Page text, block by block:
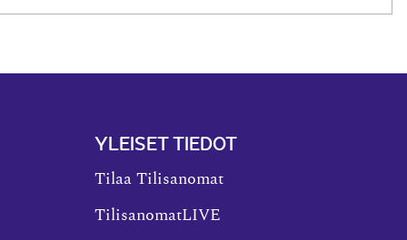
YLEISET TIEDOT
Tilaa Tilisanomat
TilisanomatLIVE